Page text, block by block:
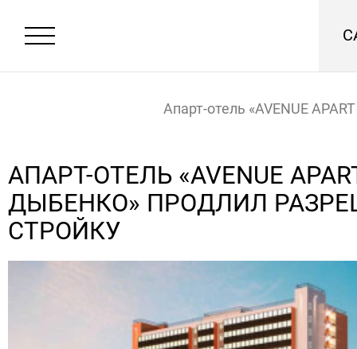
Главная Новости
Апарт-отель «AVENUE
стройку
АПАРТ-ОТЕЛЬ «AVENUE
ДЫБЕНКО» ПРОДЛИЛ
СТРОЙКУ